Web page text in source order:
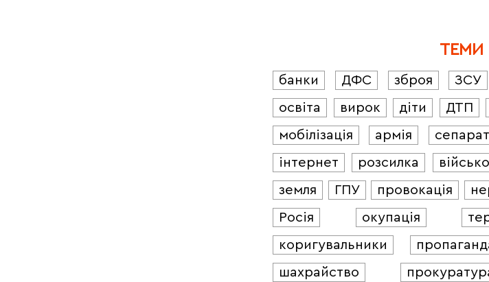
ТЕМИ
банки ДФС зброя ЗСУ
освіта
вирок діти ДТП
мобілізація
армія
інтернет
розсилка
земля
ГПУ провокація
Росія
окупація
коригувальники
шахрайство